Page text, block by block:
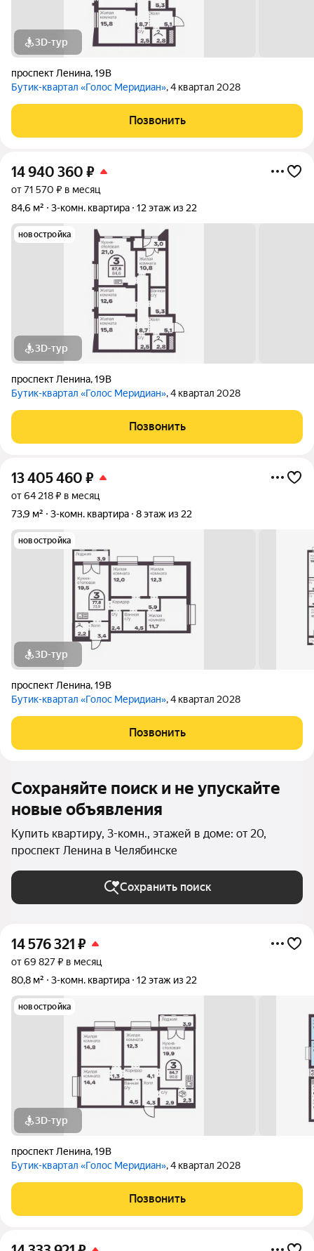
3D-тур
проспект Ленина,19В
Бутик-квартал «Голос Меридиан», 4 квартал 2028
Позвонить
14 940 360 ₽
от 71 570 ₽ в месяц
84,6 м²
3-комн. квартира 12 этаж из 22
новостройка
3D-тур
проспект Ленина,19В
Бутик-квартал «Голос Меридиан», 4 квартал 2028
Позвонить
13 405 460 ₽
от 64 218 ₽ в месяц
73,9 м²
3-комн. квартира 8 этаж из 22
новостройка
3D-тур
проспект Ленина,19В
Бутик-квартал «Голос Меридиан», 4 квартал 2028
Позвонить
Сохраняйте поиск и не упускайте
новые объявления
Купить квартиру, 3-комн., этажей в доме: от 20,
проспект Ленина в Челябинске
Сохранить поиск
14 576 321 ₽
от 69 827 ₽ в месяц
80,8 м²
3-комн. квартира 12 этаж из 22
новостройка
3D-тур
проспект Ленина,19В
Бутик-квартал «Голос Меридиан», 4 квартал 2028
Позвонить